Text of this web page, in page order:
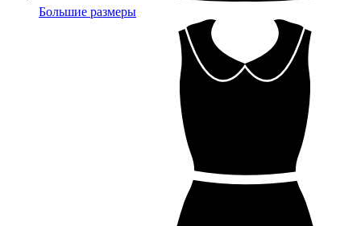
Большие размеры